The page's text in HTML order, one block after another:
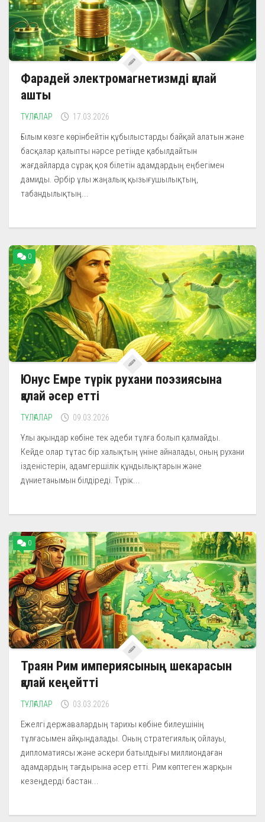
Фарадей электромагнетизмді қалай
ашты
ТҰЛҒАЛАР 17.03.2026
Ғылым көзге көрінбейтін құбылыстарды байқай алатын және
басқалар қалыпты нәрсе ретінде қабылдайтын
жағдайларда сұрақ қоя білетін адамдардың еңбегімен
дамиды. Әрбір ұлы жаңалық қызығушылықтың,
табандылықтың...
0
Юнус Емре түрік рухани поэзиясына
қалай әсер етті
ТҰЛҒАЛАР 09.03.2026
Ұлы ақындар көбіне тек әдеби тұлға болып қалмайды.
Кейде олар тұтас бір халықтың үніне айналады, оның рухани
ізденістерін, адамгершілік құндылықтарын және
дүниетанымын білдіреді. Түрік...
0
Траян Рим империясының шекарасын
қалай кеңейтті
ТҰЛҒАЛАР 03.03.2026
Ежелгі державалардың тарихы көбіне билеушінің
тұлғасымен айқындалады. Оның стратегиялық ойлауы,
дипломатиясы және әскери батылдығы миллиондаған
адамдардың тағдырына әсер етті. Рим көптеген жарқын
кезеңдерді бастан...